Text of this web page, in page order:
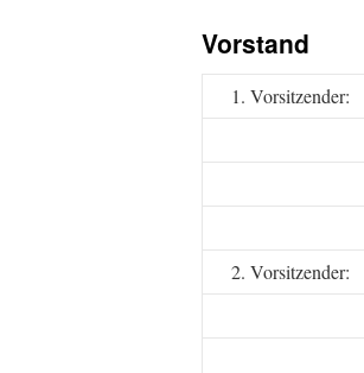
Vorstand
1. Vorsitzender:
2. Vorsitzender: